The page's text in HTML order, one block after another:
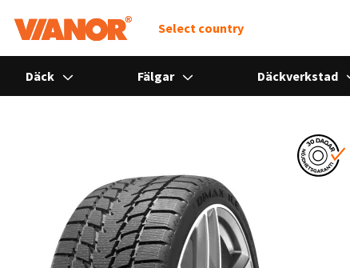
Select country
Däck Fälgar Däckverkstad